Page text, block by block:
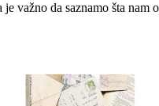
važno da saznamo šta